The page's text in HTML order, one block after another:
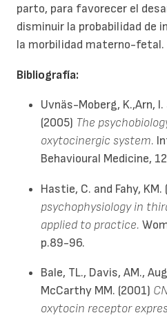
parto, para favorecer el
disminuir la probabilidad de
la morbilidad materno-fetal.
Bibliografía:
Uvnäs-Moberg, K.,Arn,
(2005) The
oxytocinergic system.
Behavioural Medicine,
Hastie, C. and Fahy, KM.
psychophysiology in
applied to practice.
p.89-96.
Bale, TL., Davis, AM.,
McCarthy MM. (2001)
oxytocin receptor